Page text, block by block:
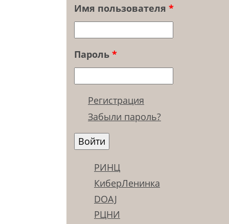
Имя пользователя *
Пароль *
Регистрация
Забыли пароль?
РИНЦ
КиберЛенинка
DOAJ
РЦНИ